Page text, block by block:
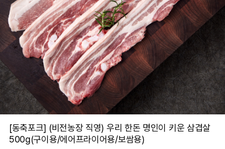
[동축포크] (비전농장 직영) 우리 한돈 명인이 키운 삼겹살
500g(구이용/에어프라이어용/보쌈용)